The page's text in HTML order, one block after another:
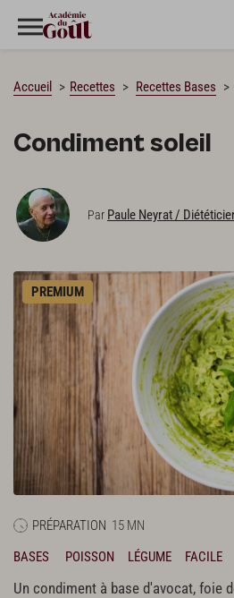
Accueil Recettes Recettes Bases
Condiment soleil
Par Paule Neyrat /
PREMIUM
PRÉPARATION 15 MN
BASES
POISSON LÉGUME FACILE
Un condiment à base d'avocat, foie
CHARGEMENT…